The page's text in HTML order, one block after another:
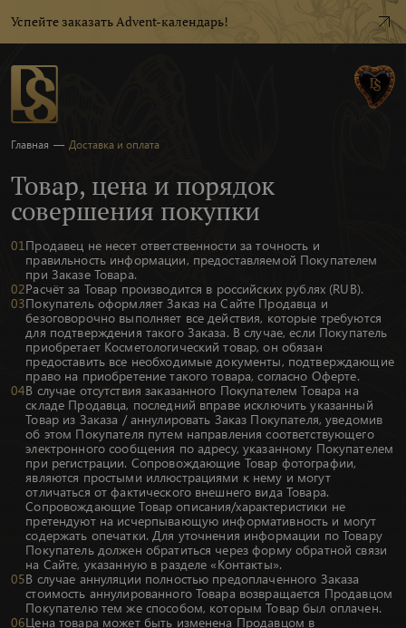
Успейте заказать Advent-календарь!
Главная — Доставка и оплата
Товар, цена и порядок
совершения покупки
Продавец не несет ответственности за точность и
правильность информации, предоставляемой Покупателем
при Заказе Товара.
Расчёт за Товар производится в российских рублях (RUB).
Покупатель оформляет Заказ на Сайте Продавца и
безоговорочно выполняет все действия, которые требуются
для подтверждения такого Заказа. В случае, если Покупатель
приобретает Косметологический товар, он обязан
предоставить все необходимые документы, подтверждающие
право на приобретение такого товара, согласно Оферте.
В случае отсутствия заказанного Покупателем Товара на
складе Продавца, последний вправе исключить указанный
Товар из Заказа / аннулировать Заказ Покупателя, уведомив
об этом Покупателя путем направления соответствующего
электронного сообщения по адресу, указанному Покупателем
при регистрации. Сопровождающие Товар фотографии,
являются простыми иллюстрациями к нему и могут
отличаться от фактического внешнего вида Товара.
Сопровождающие Товар описания/характеристики не
претендуют на исчерпывающую информативность и могут
содержать опечатки. Для уточнения информации по Товару
Покупатель должен обратиться через форму обратной связи
на Сайте, указанную в разделе «Контакты».
В случае аннуляции полностью предоплаченного Заказа
стоимость аннулированного Товара возвращается Продавцом
Покупателю тем же способом, которым Товар был оплачен.
Цена товара может быть изменена Продавцом в